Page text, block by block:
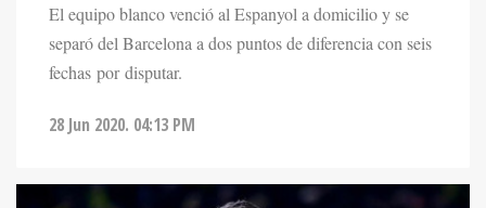
El equipo blanco venció al Espanyol a domicilio y se
separó del Barcelona a dos puntos de diferencia con seis
fechas por disputar.
28 Jun 2020. 04:13 PM